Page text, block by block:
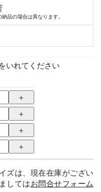
品の場合は異なります。
いれてください
ズは、現在在庫がござい
してはお問合せフォーム